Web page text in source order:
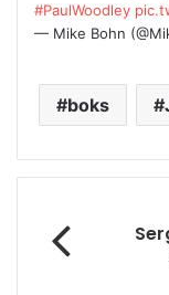
#PaulWoodley
— Mike Bohn
boks